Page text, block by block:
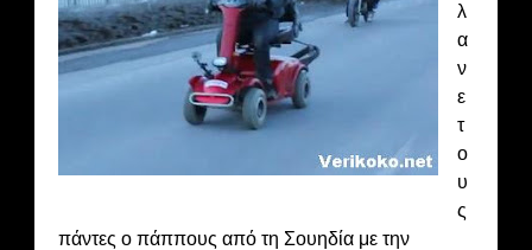
λ
α
ν
ε
τ
ο
υ
ς
πάντες ο πάππους από τη Σουηδία με την